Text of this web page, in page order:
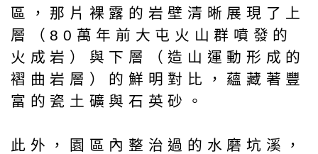
區，那片裸露的岩壁清晰展現了上
層（80萬年前大屯火山群噴發的
火成岩）與下層（造山運動形成的
褶曲岩層）的鮮明對比，蘊藏著豐
富的瓷土礦與石英砂。
此外，園區內整治過的水磨坑溪，